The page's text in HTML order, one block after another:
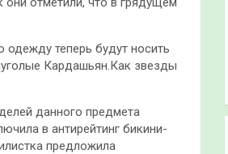
теперь будут носить
Кардашьян.Как звезды
данного предмета
в антирейтинг бикини-
предложила